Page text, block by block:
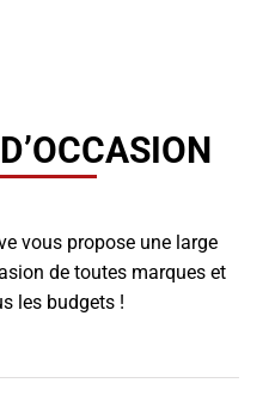
vous propose une large
de toutes marques et
les budgets !